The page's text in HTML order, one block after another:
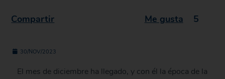
Compartir Me gusta 5
30/NOV/2023
El mes de diciembre ha llegado, y con él la época de la